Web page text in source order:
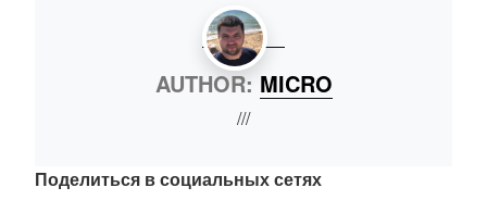
AUTHOR: MICRO
///
Поделиться в социальных сетях